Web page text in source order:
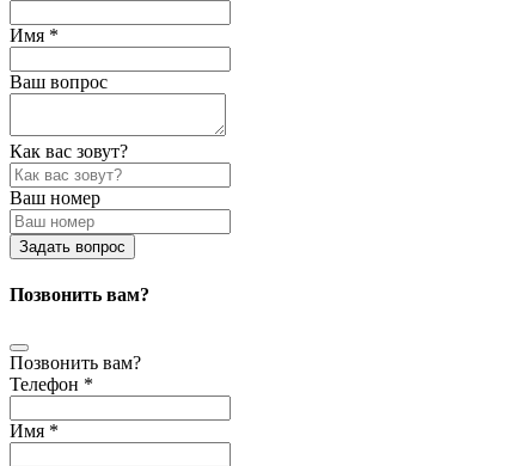
Имя *
Ваш вопрос
Как вас зовут?
Ваш номер
Задать вопрос
Позвонить вам?
Позвонить вам?
Телефон *
Имя *